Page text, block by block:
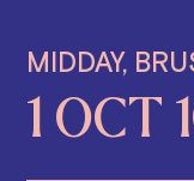
MIDDAY,
1 OCT